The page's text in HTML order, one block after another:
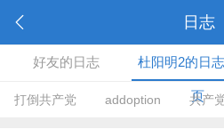
日志
好友的日志 杜阳明2的日
页
打倒共产党 addoption 共产